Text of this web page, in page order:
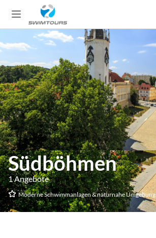
Südböhmen
1 Angebote
Moderne Schwimmanlagen & naturnahe Umgebung